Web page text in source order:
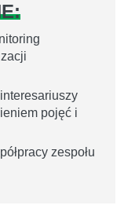
pojęć i
zespołu